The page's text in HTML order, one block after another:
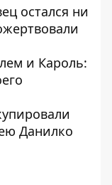
остался ни
и Кароль:
Данилко